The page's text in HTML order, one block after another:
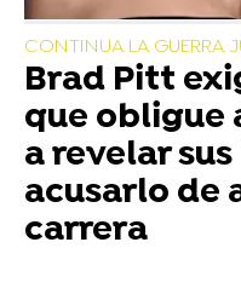
CONTINUA LA GUERRA
Brad Pitt
que obligue
a revelar
acusarlo de
carrera